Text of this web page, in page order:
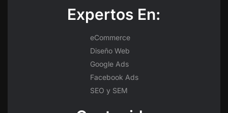
Expertos En:
eCommerce
Diseño Web
Google Ads
Facebook Ads
SEO y SEM